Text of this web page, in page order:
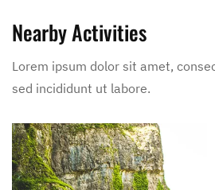
Nearby Activities
Lorem ipsum dolor sit amet,
sed incididunt ut labore.